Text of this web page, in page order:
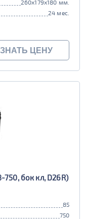
260x179x180 мм.
24 мес.
ЦЕНУ
750, бок кл, D26R)
85
750